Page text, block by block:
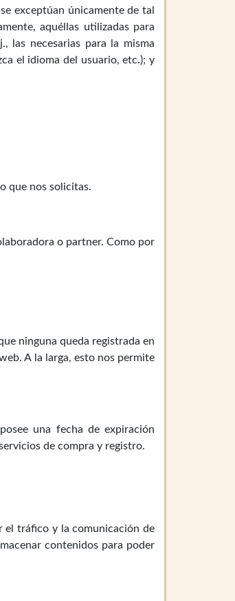
exceptúan únicamente de tal
aquéllas utilizadas para
las necesarias para la misma
el idioma del usuario, etc.); y
que nos solicitas.
o partner. Como por
ninguna queda registrada en
A la larga, esto nos permite
una fecha de expiración
de compra y registro.
el tráfico y la comunicación de
contenidos para poder